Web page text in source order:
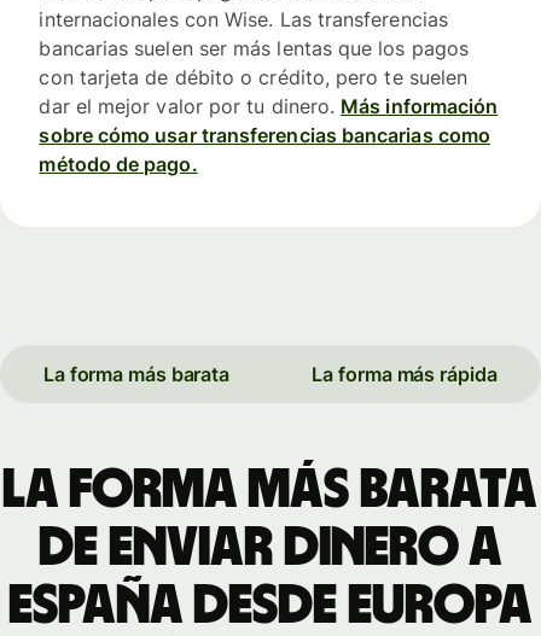
internacionales con Wise. Las transferencias
bancarias suelen ser más lentas que los pagos
con tarjeta de débito o crédito, pero te suelen
dar el mejor valor por tu dinero. Más información
sobre cómo usar transferencias bancarias como
método de pago.
La forma más barata La forma más rápida
La forma más barata
de enviar dinero a
España desde Europa